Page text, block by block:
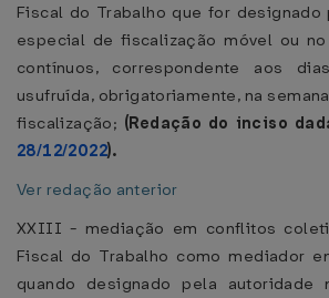
Fiscal do Trabalho que for
especial de fiscalização móvel ou
contínuos, correspondente aos
usufruída, obrigatoriamente, na
fiscalização; (Redação do inciso
28/12/2022).
Ver redação anterior
XXIII - mediação em conflitos
Fiscal do Trabalho como mediador
quando designado pela